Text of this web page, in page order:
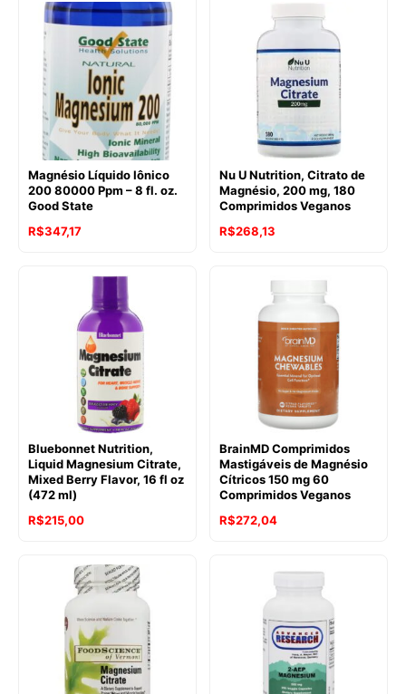
Magnésio Líquido Iônico
200 80000 Ppm – 8 fl. oz.
Good State
R$347,17
Nu U Nutrition, Citrato de
Magnésio, 200 mg, 180
Comprimidos Veganos
R$268,13
Bluebonnet Nutrition,
Liquid Magnesium Citrate,
Mixed Berry Flavor, 16 fl oz
(472 ml)
R$215,00
BrainMD Comprimidos
Mastigáveis de Magnésio
Cítricos 150 mg 60
Comprimidos Veganos
R$272,04